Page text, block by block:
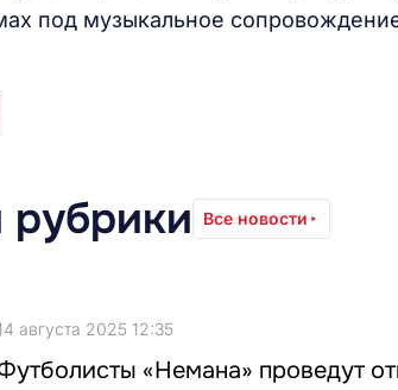
под музыкальное
рубрики Все новости
августа 2025 12:35
«Немана» проведут